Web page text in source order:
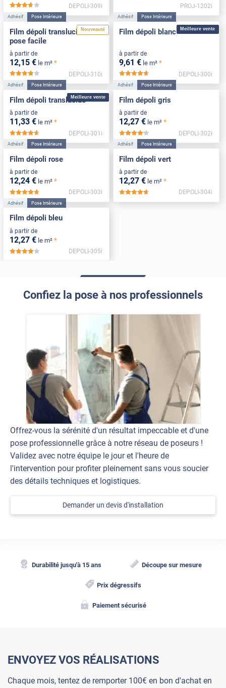
*****
DEPOLI-309i PROJ-1202i
Nouveauté
Adhésif Pose Intérieure
Film dépoli translucide
pose facile
à partir de
12,15 € le m² *
*****
DEPOLI-310i
Meilleure vente
Adhésif Pose Intérieure
Film dépoli blanc
à partir de
9,61 € le m² *
*****
DEPOLI-300i
Meilleure vente
Adhésif Pose Intérieure
Film dépoli translucide
à partir de
11,33 € le m² *
*****
DEPOLI-301i
Adhésif Pose Intérieure
Film dépoli gris
à partir de
12,27 € le m² *
*****
DEPOLI-302i
Adhésif Pose Intérieure
Film dépoli rose
à partir de
12,24 € le m² *
*****
DEPOLI-303i
Adhésif Pose Intérieure
Film dépoli vert
à partir de
12,27 € le m² *
*****
DEPOLI-304i
Adhésif Pose Intérieure
Film dépoli bleu
à partir de
12,27 € le m² *
*****
DEPOLI-305i
Confiez la pose à nos professionnels
Offrez-vous la sérénité d'un résultat impeccable et d'une
pose professionnelle grâce à notre réseau de poseurs !
Validez avec notre équipe le jour et l'heure de
l'intervention pour profiter pleinement sans vous soucier
des détails techniques et logistiques.
Demander un devis d'installation
Durabilité jusqu'à 15 ans Découpe sur mesure
Prix dégressifs
Paiement sécurisé
ENVOYEZ VOS RÉALISATIONS
Chaque mois, tentez de remporter 100€ en bon d'achat en